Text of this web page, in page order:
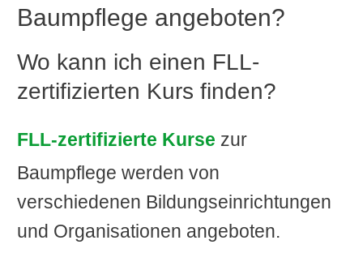
Baumpflege angeboten?
Wo kann ich einen FLL-
zertifizierten Kurs finden?
FLL-zertifizierte Kurse zur
Baumpflege werden von
verschiedenen Bildungseinrichtungen
und Organisationen angeboten.